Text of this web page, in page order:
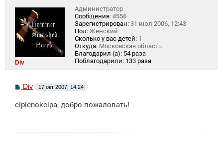
Div
Администратор
Сообщения: 4556
Зарегистрирован: 31 июл 2006, 12:43
Пол: Женский
Сколько у вас детей: 1
Откуда: Московская область
Благодарил (а): 54 раза
Поблагодарили: 133 раза
С
б
Div 17 окт 2007, 14:24
ciplenokcipa, добро пожаловать!